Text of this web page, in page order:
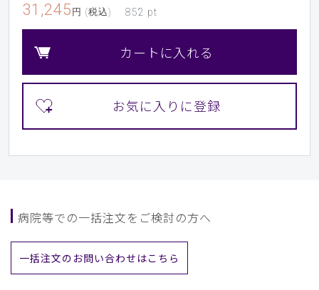
31,245 円 (税込) 852 pt
カートに入れる
病院等での一括注文をご検討の方へ
一括注文のお問い合わせはこちら